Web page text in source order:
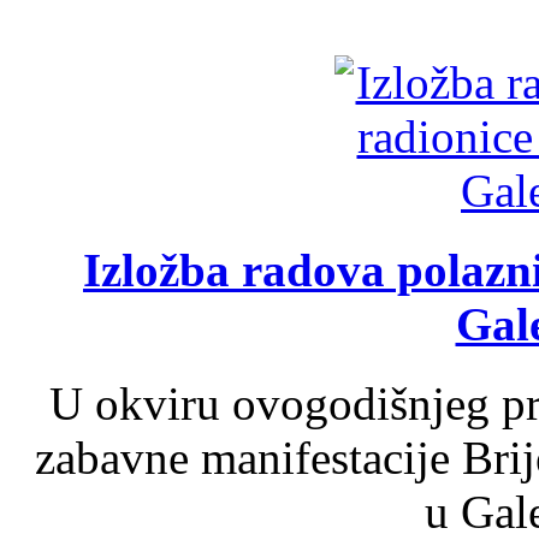
Izložba radova
U okviru ovogodišnjeg
zabavne manifestacije
u